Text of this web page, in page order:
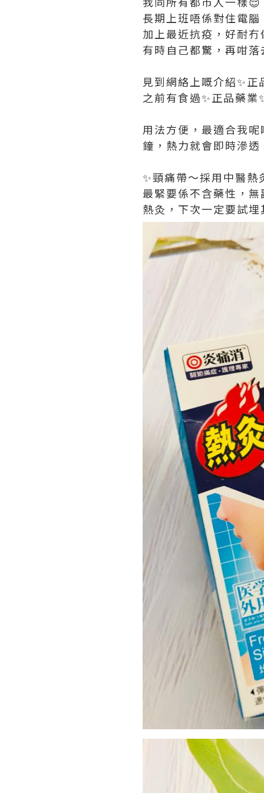
長期上班唔係對住電
加上最近抗疫，好耐
有時自己都驚，再咁
見到網絡上嘅介紹✨
之前有食過✨正品藥
用法方便，最適合我
鐘，熱力就會即時滲
✨頸痛帶～採用中醫
最緊要係不含藥性，
熱灸，下次一定要試